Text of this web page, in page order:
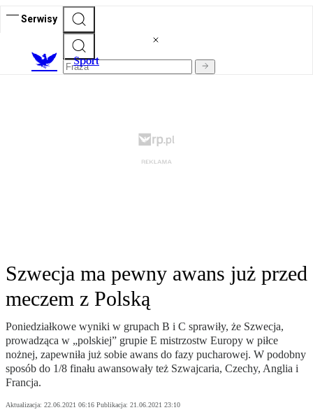
Serwisy
Sport
Szwecja ma pewny awans już przed
meczem z Polską
Poniedziałkowe wyniki w grupach B i C sprawiły, że Szwecja,
prowadząca w „polskiej” grupie E mistrzostw Europy w piłce
nożnej, zapewniła już sobie awans do fazy pucharowej. W podobny
sposób do 1/8 finału awansowały też Szwajcaria, Czechy, Anglia i
Francja.
Aktualizacja: 22.06.2021 06:16 Publikacja: 21.06.2021 23:10